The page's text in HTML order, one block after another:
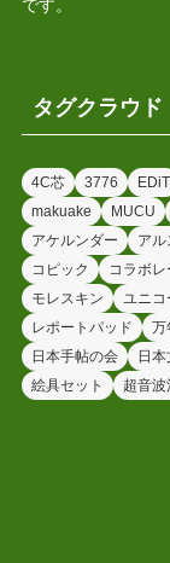
です。
タグクラウド
4C芯 3776 EDiT
makuake
MUCU
アケルンダー
アル
コピック
コラボ
モレスキン
ユニコ
レポートパッド
万
日本手帖の会
日
絵具セット
超音